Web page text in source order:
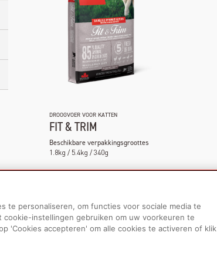
DROOGVOER VOOR KATTEN
FIT & TRIM
Beschikbare verpakkingsgroottes
1.8kg / 5.4kg / 340g
te personaliseren, om functies voor sociale media te
instellingen gebruiken om uw voorkeuren te
in a new tab)
'Cookies accepteren' om alle cookies te activeren of klik